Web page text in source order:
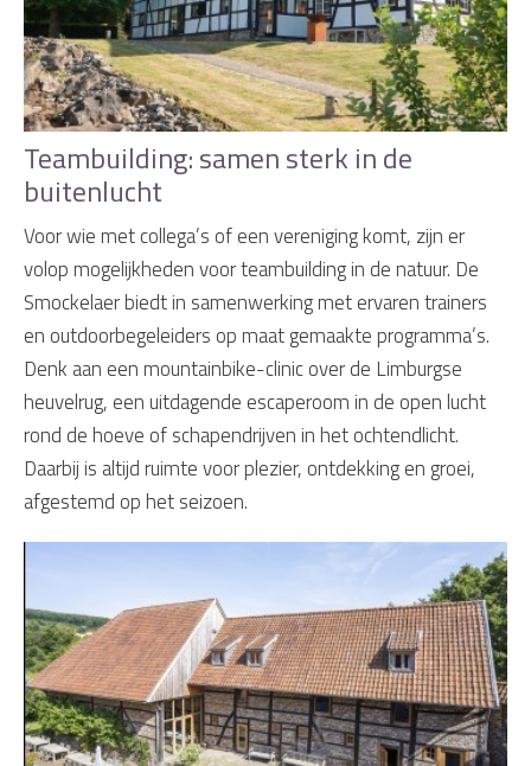
Teambuilding: samen sterk in de
buitenlucht
Voor wie met collega’s of een vereniging komt, zijn er
volop mogelijkheden voor teambuilding in de natuur. De
Smockelaer biedt in samenwerking met ervaren trainers
en outdoorbegeleiders op maat gemaakte programma’s.
Denk aan een mountainbike-clinic over de Limburgse
heuvelrug, een uitdagende escaperoom in de open lucht
rond de hoeve of schapendrijven in het ochtendlicht.
Daarbij is altijd ruimte voor plezier, ontdekking en groei,
afgestemd op het seizoen.